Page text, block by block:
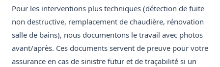
Pour les interventions plus techniques (détection de fuite
non destructive, remplacement de chaudière, rénovation
salle de bains), nous documentons le travail avec photos
avant/après. Ces documents servent de preuve pour votre
assurance en cas de sinistre futur et de traçabilité si un